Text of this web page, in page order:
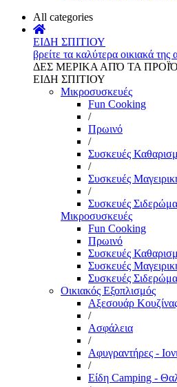
All categories
ΕΙΔΗ ΣΠΙΤΙΟΥ
βρείτε τα καλύτερα οικιακά της
ΔΕΣ ΜΕΡΙΚΑ ΑΠΌ ΤΑ
ΕΙΔΗ ΣΠΙΤΙΟΥ
Μικροσυσκευές
Fun Cooking
/
Πρωινό
/
Συσκευές
/
Συσκευές
/
Συσκευές
Μικροσυσκευές
Fun Cooking
Πρωινό
Συσκευές
Συσκευές
Συσκευές
Οικιακός Εξοπλισμός
Αξεσουάρ
/
Ασφάλεια
/
Αφυγραντήρες -
/
Είδη Camping -